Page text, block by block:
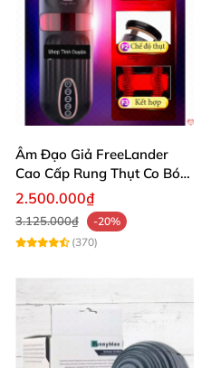
Âm Đạo Giả FreeLander
Cao Cấp Rung Thụt Co Bóp
Đỉnh Nhật Bản
2.500.000₫
3.125.000₫
-20%
(370)